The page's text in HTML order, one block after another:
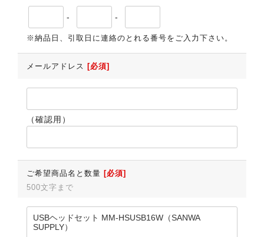
- -
※納品日、引取日に連絡のとれる番号をご入力下さい。
メールアドレス [必須]
（確認用）
ご希望商品名と数量 [必須]
500文字まで